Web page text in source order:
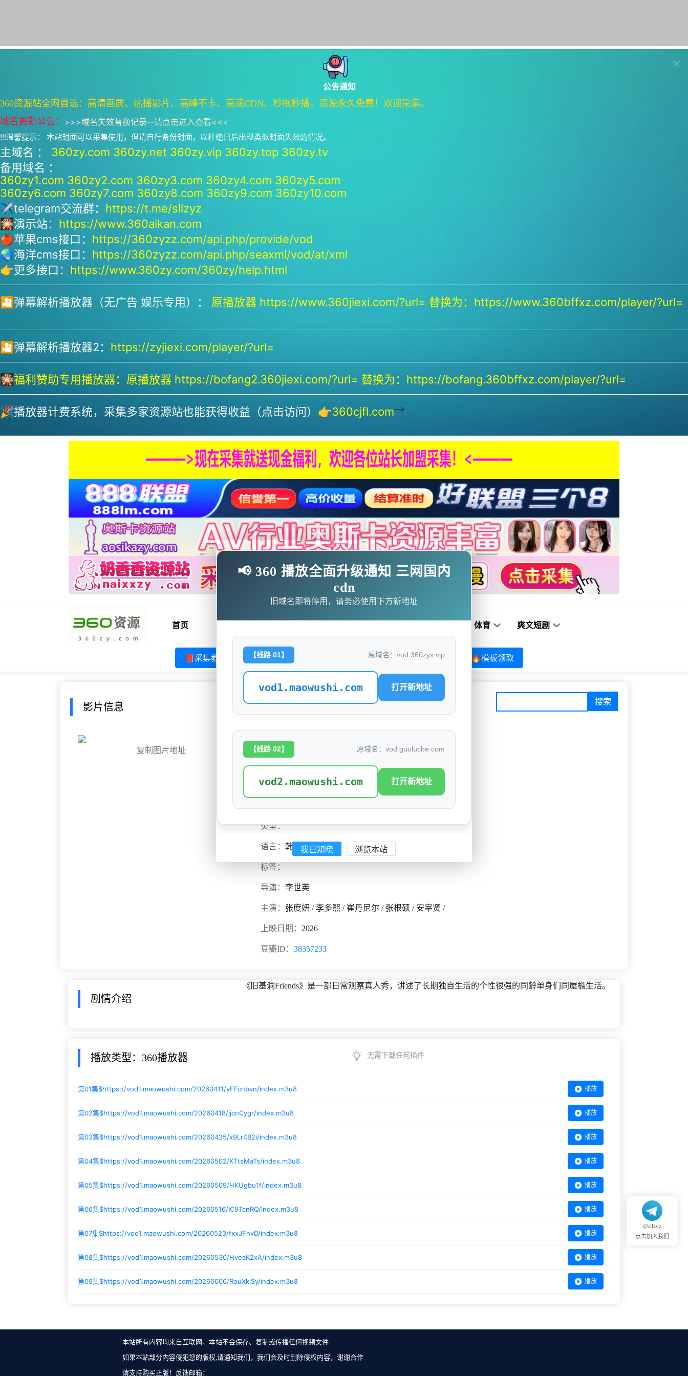
公告通知
360资源站全网首选：高清画质、热播影片、高峰不卡、高速CDN、秒拖秒播，资源永久免费！欢迎采集。
域名更新公告： >>>域名失效替换记录--请点击进入查看<<<
!!!温馨提示： 本站封面可以采集使用，但请自行备份封面，以杜绝日后出现类似封面失效的情况。
主域名 ： 360zy.com 360zy.net 360zy.vip 360zy.top 360zy.tv
备用域名 ：
360zy1.com 360zy2.com 360zy3.com 360zy4.com 360zy5.com
360zy6.com 360zy7.com 360zy8.com 360zy9.com 360zy10.com
✈telegram交流群： https://t.me/sllzyz
🎇演示站： https://www.360aikan.com
🍎苹果cms接口： https://360zyzz.com/api.php/provide/vod
🌏海洋cms接口： https://360zyzz.com/api.php/seaxml/vod/at/xml
👉更多接口： https://www.360zy.com/360zy/help.html
🎦弹幕解析播放器（无广告 娱乐专用）： 原播放器 https://www.360jiexi.com/?url= 替换为：https://www.360bffxz.com/player/?url=
🎦弹幕解析播放器2： https://zyjiexi.com/player/?url=
🎇福利赞助专用播放器： 原播放器 https://bofang2.360jiexi.com/?url= 替换为：https://bofang.360bffxz.com/player/?url=
🎉播放器计费系统，采集多家资源站也能获得收益（点击访问）👉360cjfl.com-->
首页 体育 爽文短剧
📕采集教程 🗨求片必应 🎉福利赞助 🎉演示站 🔥模板领取
影片信息
复制图片地址
旧基洞朋友们 评分: 0.0
别名：
是否完结：0
类型：
语言： 韩语
标签：
导演： 李世英
主演： 张度妍 / 李多熙 / 崔丹尼尔 / 张根硕 / 安宰贤 /
上映日期： 2026
豆瓣ID： 38357233
剧情介绍
《旧基洞Friends》是一部日常观察真人秀，讲述了长期独自生活的个性很强的同龄单身们同屋檐生活。
播放类型：360播放器 无需下载任何插件
第01集$https://vod1.maowushi.com/20260411/yFFcnbvn/index.m3u8 播放
第02集$https://vod1.maowushi.com/20260418/jjcnCygr/index.m3u8 播放
第03集$https://vod1.maowushi.com/20260425/x9Lr4B2i/index.m3u8 播放
第04集$https://vod1.maowushi.com/20260502/KTtsMaTs/index.m3u8 播放
第05集$https://vod1.maowushi.com/20260509/HKUgbu1f/index.m3u8 播放
第06集$https://vod1.maowushi.com/20260516/IC9TcnRQ/index.m3u8 播放
第07集$https://vod1.maowushi.com/20260523/fxxJFnvD/index.m3u8 播放
第08集$https://vod1.maowushi.com/20260530/HveaK2xA/index.m3u8 播放
第09集$https://vod1.maowushi.com/20260606/RouXkiSy/index.m3u8 播放
@sllzyz
点击加入我们
本站所有内容均来自互联网，本站不会保存、复制或传播任何视频文件
如果本站部分内容侵犯您的版权,请通知我们，我们会及时删除侵权内容，谢谢合作
请支持购买正版！反馈邮箱：
📢 360 播放全面升级通知 三网国内
cdn
旧域名即将停用，请务必使用下方新地址
【线路 01】 原域名：vod.360zyx.vip
vod1.maowushi.com 打开新地址
【线路 02】 原域名：vod.guoluche.com
vod2.maowushi.com 打开新地址
我已知晓 浏览本站